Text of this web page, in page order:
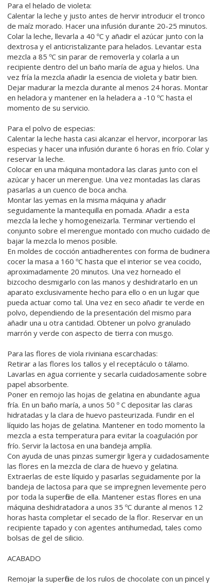
Para el helado de violeta:
Calentar la leche y justo antes de hervir introducir el tronco
de maíz morado. Hacer una infusión durante 20-25 minutos.
Colar la leche, llevarla a 40 ºC y añadir el azúcar junto con la
dextrosa y el anticristalizante para helados. Levantar esta
mezcla a 85 ºC sin parar de removerla y colarla a un
recipiente dentro del un baño maría de agua y hielos. Una
vez fría la mezcla añadir la esencia de violeta y batir bien.
Dejar madurar la mezcla durante al menos 24 horas. Montar
en heladora y mantener en la heladera a -10 ºC hasta el
momento de su servicio.
Para el polvo de especias:
Calentar la leche hasta casi alcanzar el hervor, incorporar las
especias y hacer una infusión durante 6 horas en frío. Colar y
reservar la leche.
Colocar en una máquina montadora las claras junto con el
azúcar y hacer un merengue. Una vez montadas las claras
pasarlas a un cuenco de boca ancha.
Montar las yemas en la misma máquina y añadir
seguidamente la mantequilla en pomada. Añadir a esta
mezcla la leche y homogeneizarla. Terminar vertiendo el
conjunto sobre el merengue montado con mucho cuidado de
bajar la mezcla lo menos posible.
En moldes de cocción antiadherentes con forma de budinera
cocer la masa a 160 ºC hasta que el interior se vea cocido,
aproximadamente 20 minutos. Una vez horneado el
bizcocho desmigarlo con las manos y deshidratarlo en un
aparato exclusivamente hecho para ello o en un lugar que
pueda actuar como tal. Una vez en seco añadir te verde en
polvo, dependiendo de la presentación del mismo para
añadir una u otra cantidad. Obtener un polvo granulado
marrón y verde con aspecto de tierra con musgo.
Para las flores de viola riviniana escarchadas:
Retirar a las flores los tallos y el receptáculo o tálamo.
Lavarlas en agua corriente y secarla cuidadosamente sobre
papel absorbente.
Poner en remojo las hojas de gelatina en abundante agua
fría. En un baño maría, a unos 50 º C depositar las claras
hidratadas y la clara de huevo pasteurizada. Fundir en el
líquido las hojas de gelatina. Mantener en todo momento la
mezcla a esta temperatura para evitar la coagulación por
frío. Servir la lactosa en una bandeja amplía.
Con ayuda de unas pinzas sumergir ligera y cuidadosamente
las flores en la mezcla de clara de huevo y gelatina.
Extraerlas de este líquido y pasarlas seguidamente por la
bandeja de lactosa para que se impregnen levemente pero
por toda la superficie de ella. Mantener estas flores en una
máquina deshidratadora a unos 35 ºC durante al menos 12
horas hasta completar el secado de la flor. Reservar en un
recipiente tapado y con agentes antihumedad, tales como
bolsas de gel de silicio.
ACABADO
Remojar la superficie de los rulos de chocolate con un pincel y